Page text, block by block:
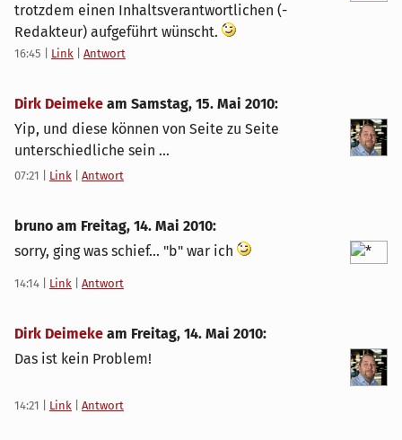
trotzdem einen Inhaltsverantwortlichen (-
Redakteur) aufgeführt wünscht.
16:45 Link Antwort
Dirk Deimeke am Samstag, 15. Mai 2010:
Yip, und diese können von Seite zu Seite
unterschiedliche sein ...
07:21 Link Antwort
bruno am Freitag, 14. Mai 2010:
sorry, ging was schief... "b" war ich
14:14 Link Antwort
Dirk Deimeke am Freitag, 14. Mai 2010:
Das ist kein Problem!
14:21 Link Antwort